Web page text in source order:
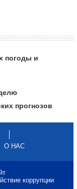
погоды и
прогнозов
О НАС
коррупции